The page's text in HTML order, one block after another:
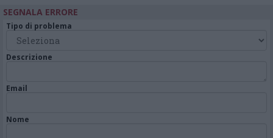
SEGNALA ERRORE
Tipo di problema
Descrizione
Email
Nome